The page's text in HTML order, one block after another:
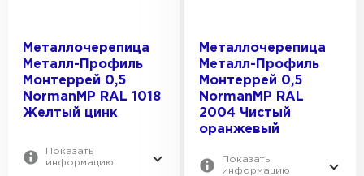
Металлочерепица
Металл-Профиль
Монтеррей 0,5
NormanMP RAL 1018
Желтый цинк
Показать
информацию
Металлочерепица
Металл-Профиль
Монтеррей 0,5
NormanMP RAL
2004 Чистый
оранжевый
Показать
информацию